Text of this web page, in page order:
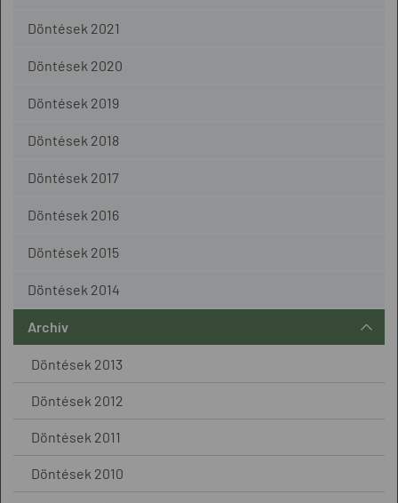
Döntések 2021
Döntések 2020
Döntések 2019
Döntések 2018
Döntések 2017
Döntések 2016
Döntések 2015
Döntések 2014
Archív
Döntések 2013
Döntések 2012
Döntések 2011
Döntések 2010